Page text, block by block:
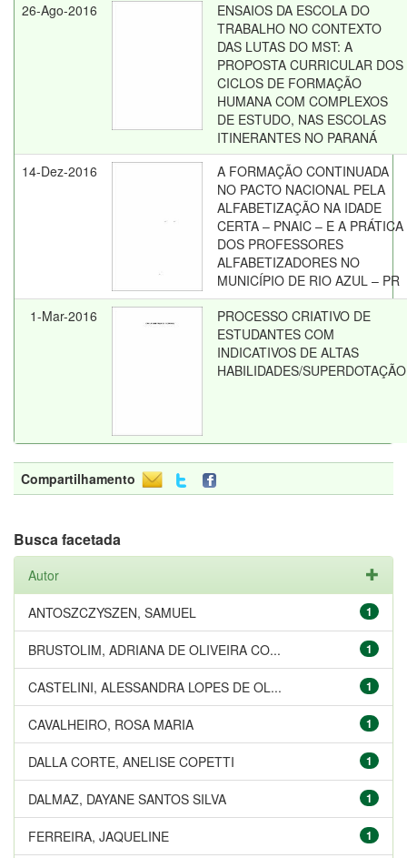
26-Ago-2016
ENSAIOS DA ESCOLA DO
TRABALHO NO CONTEXTO
DAS LUTAS DO MST: A
PROPOSTA CURRICULAR DOS
CICLOS DE FORMAÇÃO
HUMANA COM COMPLEXOS
DE ESTUDO, NAS ESCOLAS
ITINERANTES NO PARANÁ
14-Dez-2016
A FORMAÇÃO CONTINUADA
NO PACTO NACIONAL PELA
ALFABETIZAÇÃO NA IDADE
CERTA – PNAIC – E A PRÁTICA
DOS PROFESSORES
ALFABETIZADORES NO
MUNICÍPIO DE RIO AZUL – PR
1-Mar-2016
PROCESSO CRIATIVO DE
ESTUDANTES COM
INDICATIVOS DE ALTAS
HABILIDADES/SUPERDOTAÇÃO
Compartilhamento
Busca facetada
Autor
1
ANTOSZCZYSZEN, SAMUEL
1
BRUSTOLIM, ADRIANA DE OLIVEIRA CO...
1
CASTELINI, ALESSANDRA LOPES DE OL...
1
CAVALHEIRO, ROSA MARIA
1
DALLA CORTE, ANELISE COPETTI
1
DALMAZ, DAYANE SANTOS SILVA
1
FERREIRA, JAQUELINE